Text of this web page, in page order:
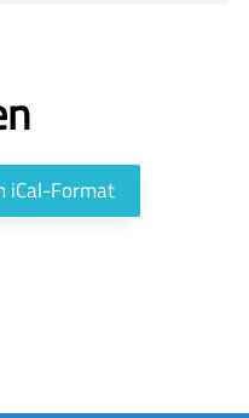
iCal-Format